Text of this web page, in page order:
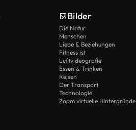
Bilder
Die Natur
Menschen
Liebe & Beziehungen
Fitness ist
Luftvideografie
Essen & Trinken
Reisen
Der Transport
Technologie
Zoom virtuelle Hintergründe